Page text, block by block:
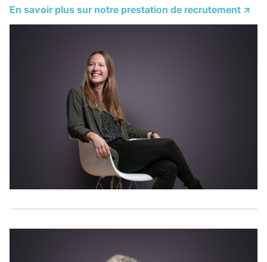
En savoir plus sur notre prestation de recrutement ↗